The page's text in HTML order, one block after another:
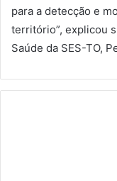
para a detecção e
território”, explicou
Saúde da SES-TO,